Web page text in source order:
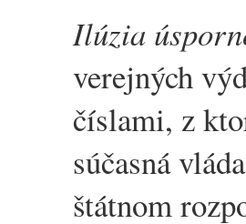
Ilúzia
verejných
číslami, z
súčasná
štátnom